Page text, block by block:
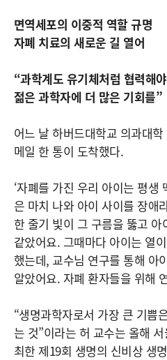
면역세포의 이중적 역할 규명
자폐 치료의 새로운 길 열어
“과학계도 유기체처럼 협력해야
젊은 과학자에 더 많은 기회를”
어느 날 하버드대학교 의과대
메일 한 통이 도착했다.
‘자폐를 가진 우리 아이는 평생
은 마치 나와 아이 사이를 장애
한 줄기 빛이 그 구름을 뚫고
같았어요. 그때마다 아이는 열
했는데, 교수님 연구를 통해 아
알았어요. 자폐 환자들을 위해
“생명과학자로서 가장 큰 기쁨
는 것”이라는 허 교수는 올해
최한 제19회 생명의 신비상 생